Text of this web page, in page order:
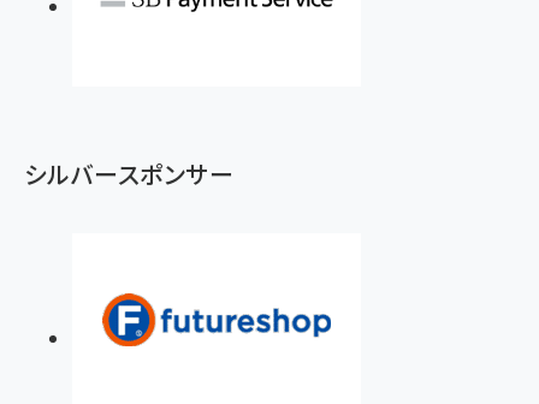
シルバースポンサー